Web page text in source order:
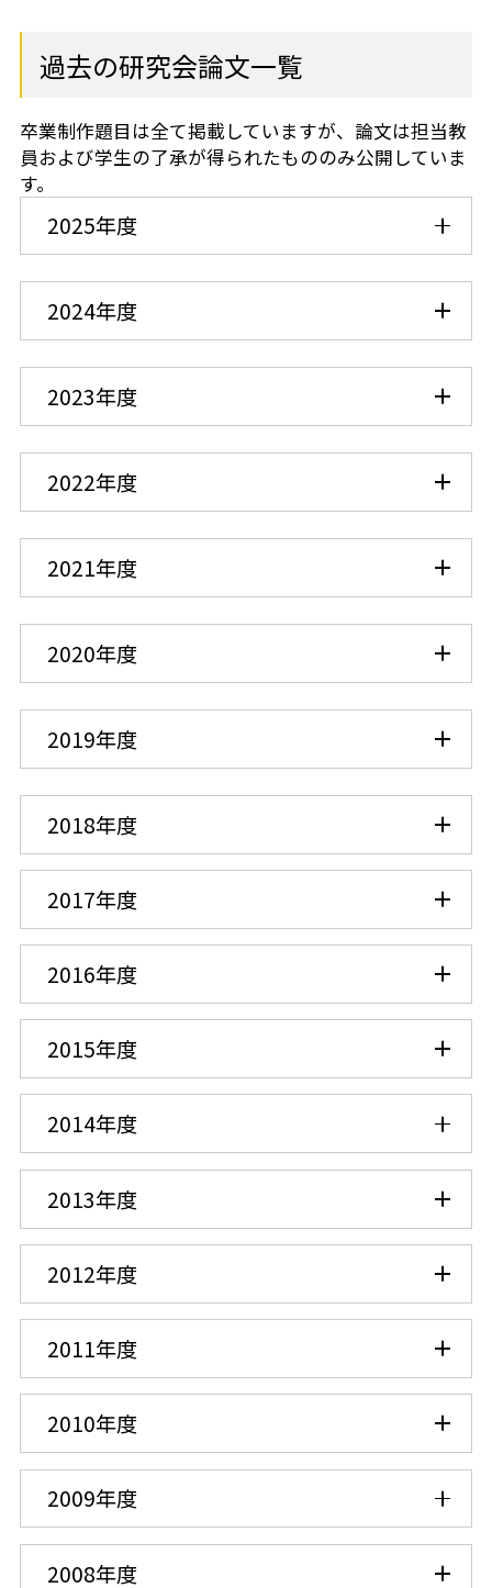
過去の研究会論文一覧
卒業制作題目は全て掲載していますが、論文は担当教
員および学生の了承が得られたもののみ公開していま
す。
2025年度
2024年度
2023年度
2022年度
2021年度
2020年度
2019年度
2018年度
2017年度
2016年度
2015年度
2014年度
2013年度
2012年度
2011年度
2010年度
2009年度
2008年度